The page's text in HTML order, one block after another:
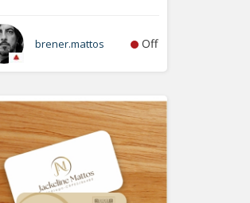
brener.mattos Off